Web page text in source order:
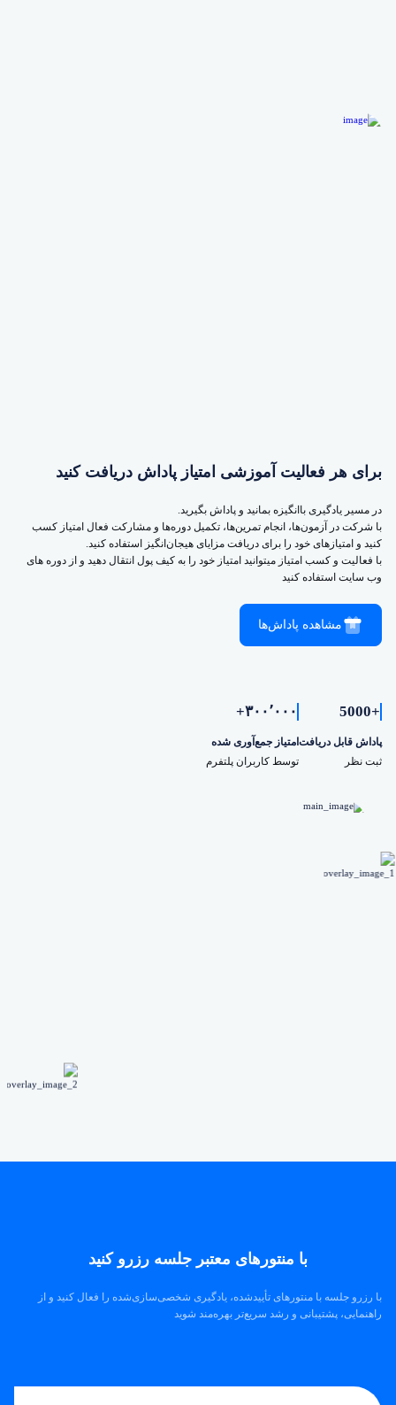
برای هر فعالیت آموزشی امتیاز پاداش دریافت کنید
در مسیر یادگیری باانگیزه بمانید و پاداش بگیرید.
با شرکت در آزمون‌ها، انجام تمرین‌ها، تکمیل دوره‌ها و مشارکت فعال امتیاز کسب
کنید و امتیازهای خود را برای دریافت مزایای هیجان‌انگیز استفاده کنید.
با فعالیت و کسب امتیاز میتوانید امتیاز خود را به کیف پول انتقال دهید و از دوره های
وب سایت استفاده کنید
مشاهده پاداش‌ها
+5000
پاداش قابل دریافت
ثبت نظر
۳۰۰٬۰۰۰+
امتیاز جمع‌آوری شده
توسط کاربران پلتفرم
با منتورهای معتبر جلسه رزرو کنید
با رزرو جلسه با منتورهای تأییدشده، یادگیری شخصی‌سازی‌شده را فعال کنید و از
راهنمایی، پشتیبانی و رشد سریع‌تر بهره‌مند شوید